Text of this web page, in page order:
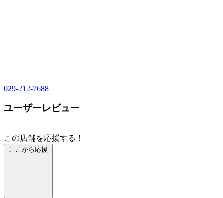
029-212-7688
ユーザーレビュー
この店舗を応援する！
ここから応援